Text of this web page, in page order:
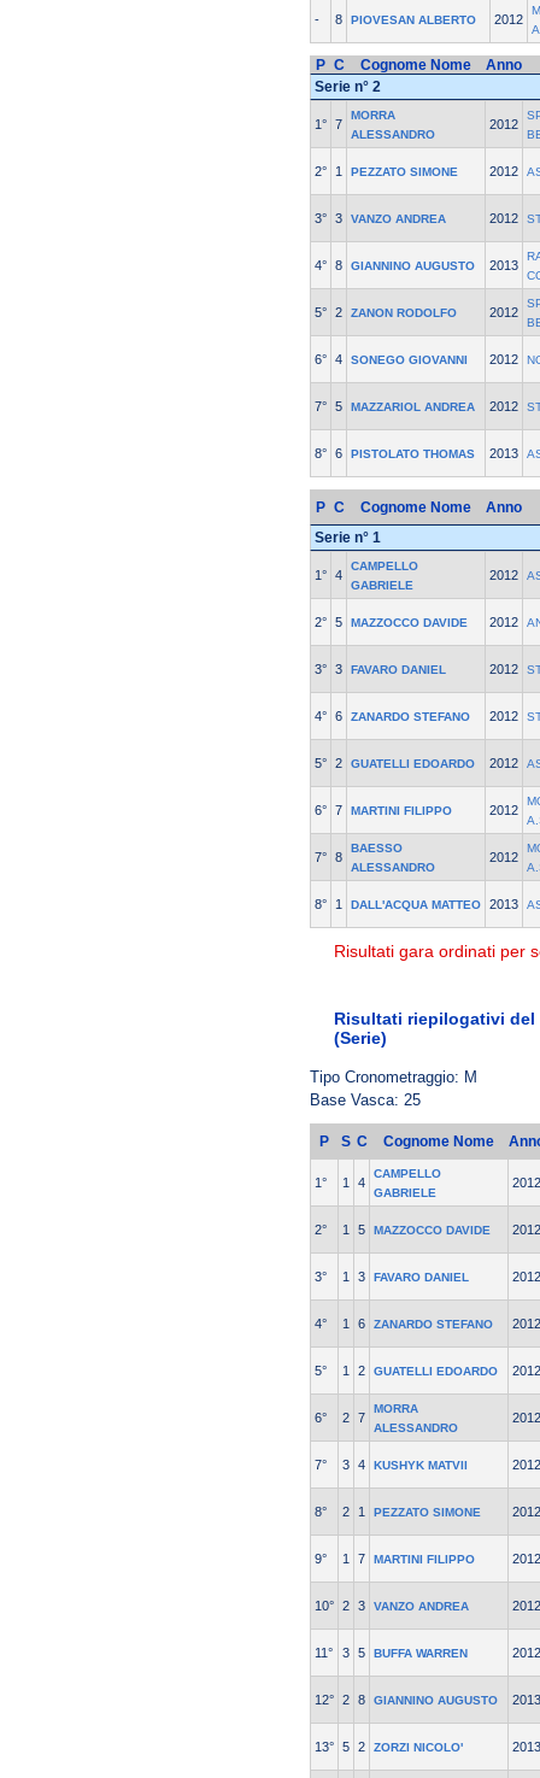
- 8 PIOVESAN ALBERTO 2012
P C Cognome Nome
Anno
Serie n° 2
1° 7
MORRA
ALESSANDRO
2012
2° 1 PEZZATO SIMONE 2012
3° 3 VANZO ANDREA 2012
4° 8 GIANNINO AUGUSTO 2013
5° 2 ZANON RODOLFO 2012
6° 4 SONEGO GIOVANNI 2012
7° 5 MAZZARIOL ANDREA 2012
8° 6 PISTOLATO THOMAS 2013
P C Cognome Nome
Anno
Serie n° 1
1° 4
CAMPELLO
GABRIELE
2012
2° 5 MAZZOCCO DAVIDE 2012
3° 3 FAVARO DANIEL 2012
4° 6 ZANARDO STEFANO 2012
5° 2 GUATELLI EDOARDO 2012
6° 7 MARTINI FILIPPO 2012
7° 8
BAESSO
ALESSANDRO
2012
8° 1 DALL'ACQUA MATTEO 2013
Risultati gara ordinati per
Risultati riepilogativi del
(Serie)
Tipo Cronometraggio: M
Base Vasca: 25
P S C Cognome Nome
1° 1 4
CAMPELLO
GABRIELE
2012
2° 1 5 MAZZOCCO DAVIDE 2012
3° 1 3 FAVARO DANIEL 2012
4° 1 6 ZANARDO STEFANO 2012
5° 1 2 GUATELLI EDOARDO 2012
6° 2 7
MORRA
ALESSANDRO
2012
7° 3 4 KUSHYK MATVII 2012
8° 2 1 PEZZATO SIMONE 2012
9° 1 7 MARTINI FILIPPO 2012
10° 2 3 VANZO ANDREA 2012
11° 3 5 BUFFA WARREN 2012
12° 2 8 GIANNINO AUGUSTO 2013
13° 5 2 ZORZI NICOLO' 2013